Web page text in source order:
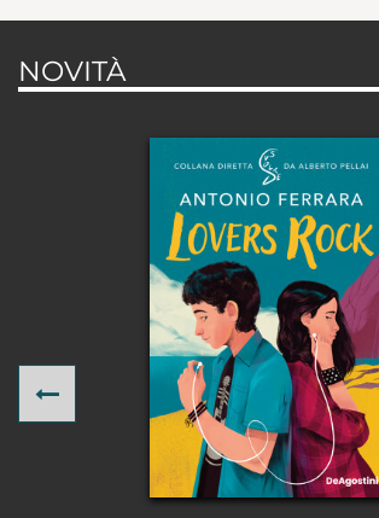
NOVITÀ
Previous